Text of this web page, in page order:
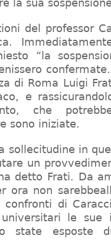
la sua
del professor
“la
di Roma Luigi
e
che
sono iniziate.
sollecitudine in
un
detto Frati. Da
ora non
di
le sue
state esposte